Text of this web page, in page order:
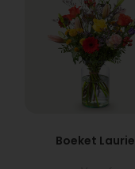
Boeket Laurie